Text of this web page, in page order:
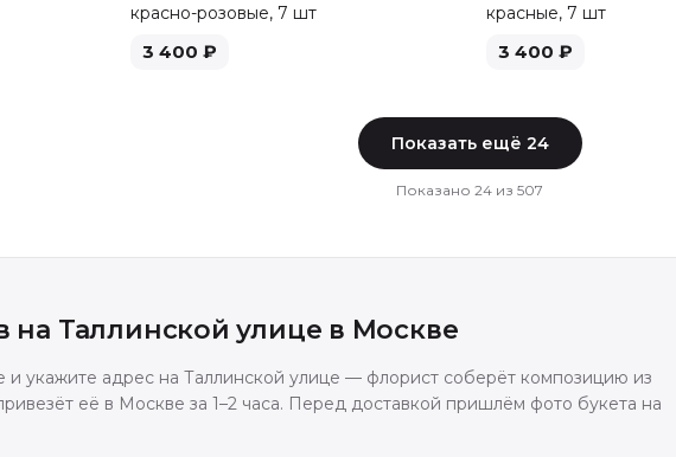
красно-розовые, 7 шт
3 400 ₽
красные, 7 шт
3 400 ₽
Показать ещё 24
Показано 24 из 507
на Таллинской улице в Москве
и укажите адрес на Таллинской улице — флорист соберёт композицию из
её в Москве за 1–2 часа. Перед доставкой пришлём фото букета на